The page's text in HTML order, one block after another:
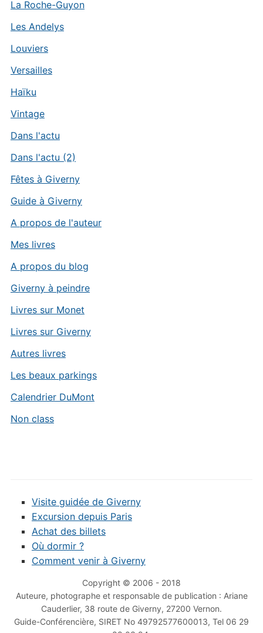
La Roche-Guyon
Les Andelys
Louviers
Versailles
Haïku
Vintage
Dans l'actu
Dans l'actu (2)
Fêtes à Giverny
Guide à Giverny
A propos de l'auteur
Mes livres
A propos du blog
Giverny à peindre
Livres sur Monet
Livres sur Giverny
Autres livres
Les beaux parkings
Calendrier DuMont
Non class
Visite guidée de Giverny
Excursion depuis Paris
Achat des billets
Où dormir ?
Comment venir à Giverny
Copyright © 2006 - 2018
Auteure, photographe et responsable de publication : Ariane
Cauderlier, 38 route de Giverny, 27200 Vernon.
Guide-Conférencière, SIRET No 49792577600013, Tel 06 29